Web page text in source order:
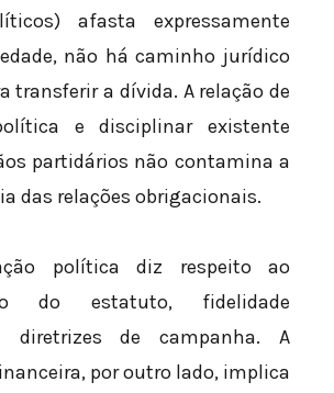
afasta expressamente
não há caminho jurídico
transferir a dívida. A relação de
e disciplinar existente
partidários não contamina a
das relações obrigacionais.
política diz respeito ao
do estatuto, fidelidade
diretrizes de campanha. A
por outro lado, implica